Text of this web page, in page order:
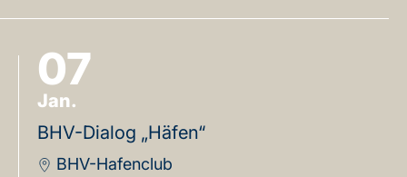
07
Jan.
BHV-Dialog „Häfen“
BHV-Hafenclub